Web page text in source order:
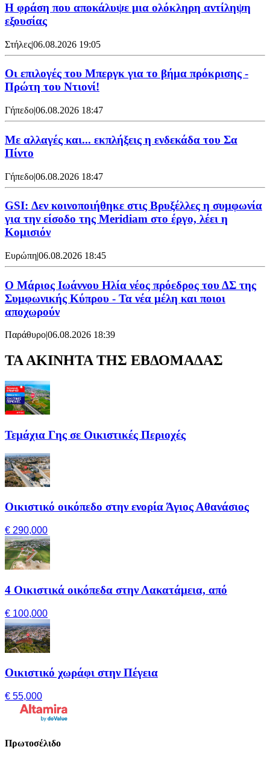
Η φράση που αποκάλυψε μια ολόκληρη αντίληψη
εξουσίας
Στήλες|06.08.2026 19:05
Οι επιλογές του Μπεργκ για το βήμα πρόκρισης -
Πρώτη του Ντιονί!
Γήπεδο|06.08.2026 18:47
Με αλλαγές και... εκπλήξεις η ενδεκάδα του Σα
Πίντο
Γήπεδο|06.08.2026 18:47
GSI: Δεν κοινοποιήθηκε στις Βρυξέλλες η συμφωνία
για την είσοδο της Meridiam στο έργο, λέει η
Κομισιόν
Ευρώπη|06.08.2026 18:45
Ο Μάριος Ιωάννου Ηλία νέος πρόεδρος του ΔΣ της
Συμφωνικής Κύπρου - Τα νέα μέλη και ποιοι
αποχωρούν
Παράθυρο|06.08.2026 18:39
ΤΑ ΑΚΙΝΗΤΑ ΤΗΣ ΕΒΔΟΜΑΔΑΣ
Τεμάχια Γης σε Οικιστικές Περιοχές
Οικιστικό οικόπεδο στην ενορία Άγιος Αθανάσιος
€ 290,000
4 Οικιστικά οικόπεδα στην Λακατάμεια, από
€ 100,000
Οικιστικό χωράφι στην Πέγεια
€ 55,000
Πρωτοσέλιδο